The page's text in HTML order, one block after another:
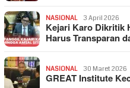
NASIONAL 3 April 2026
Kejari Karo Dikritik
Harus Transparan
NASIONAL 30 Maret 2026
GREAT Institute